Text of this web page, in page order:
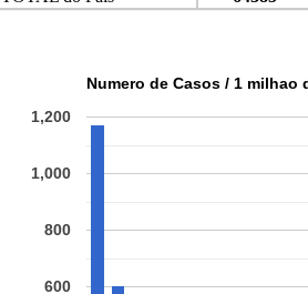
Numero de Casos / 1 milhao
600
800
1,000
1,200